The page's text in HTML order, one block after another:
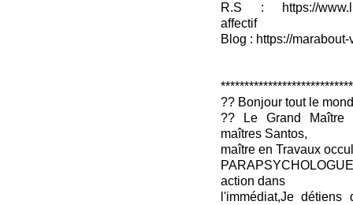
R.S : https://
affectif
Blog : https://
?? Bonjour tout le
?? Le Grand Maître
maîtres Santos,
maître en Travaux
action dans
l'immédiat,Je